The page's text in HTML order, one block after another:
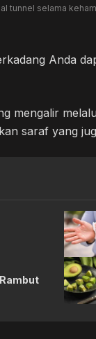
tunnel selama
Anda
mengalir
saraf yang